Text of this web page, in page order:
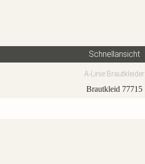
Schnellansicht
A-Linie Brautkleider
Brautkleid 77715